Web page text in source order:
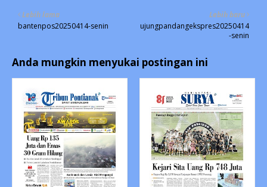
Lebih baru
ujungpandangekspres20250414
-senin
Lebih lama
bantenpos20250414-senin
Anda mungkin menyukai postingan ini